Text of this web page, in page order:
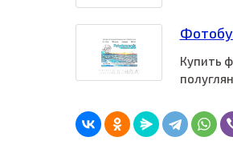
Купить